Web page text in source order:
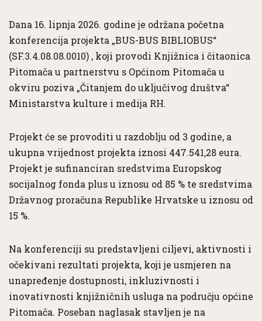
Dana 16. lipnja 2026. godine je održana početna
konferencija projekta „BUS-BUS BIBLIOBUS“
(SF.3.4.08.08.0010) , koji provodi Knjižnica i čitaonica
Pitomača u partnerstvu s Općinom Pitomača u
okviru poziva „Čitanjem do uključivog društva“
Ministarstva kulture i medija RH.
Projekt će se provoditi u razdoblju od 3 godine, a
ukupna vrijednost projekta iznosi 447.541,28 eura.
Projekt je sufinanciran sredstvima Europskog
socijalnog fonda plus u iznosu od 85 % te sredstvima
Državnog proračuna Republike Hrvatske u iznosu od
15 %.
Na konferenciji su predstavljeni ciljevi, aktivnosti i
očekivani rezultati projekta, koji je usmjeren na
unapređenje dostupnosti, inkluzivnosti i
inovativnosti knjižničnih usluga na području općine
Pitomača. Poseban naglasak stavljen je na